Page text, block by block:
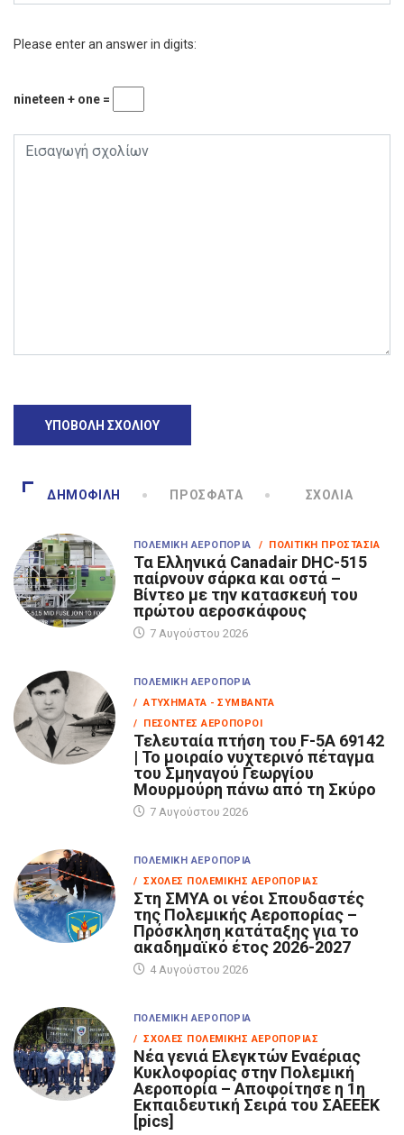
Please enter an answer in digits:
nineteen + one =
ΔΗΜΟΦΙΛΉ ΠΡΌΣΦΑΤΑ ΣΧΌΛΙΑ
ΠΟΛΕΜΙΚΉ ΑΕΡΟΠΟΡΊΑ / ΠΟΛΙΤΙΚΉ ΠΡΟΣΤΑΣΊΑ
Τα Eλληνικά Canadair DHC-515
παίρνουν σάρκα και οστά –
Βίντεο με την κατασκευή του
πρώτου αεροσκάφους
7 Αυγούστου 2026
ΠΟΛΕΜΙΚΉ ΑΕΡΟΠΟΡΊΑ
/ ΑΤΥΧΉΜΑΤΑ - ΣΥΜΒΆΝΤΑ
/ ΠΕΣΌΝΤΕΣ ΑΕΡΟΠΌΡΟΙ
Τελευταία πτήση του F-5A 69142
| Το μοιραίο νυχτερινό πέταγμα
του Σμηναγού Γεωργίου
Μουρμούρη πάνω από τη Σκύρο
7 Αυγούστου 2026
ΠΟΛΕΜΙΚΉ ΑΕΡΟΠΟΡΊΑ
/ ΣΧΟΛΈΣ ΠΟΛΕΜΙΚΉΣ ΑΕΡΟΠΟΡΊΑΣ
Στη ΣΜΥΑ οι νέοι Σπουδαστές
της Πολεμικής Αεροπορίας –
Πρόσκληση κατάταξης για το
ακαδημαϊκό έτος 2026-2027
4 Αυγούστου 2026
ΠΟΛΕΜΙΚΉ ΑΕΡΟΠΟΡΊΑ
/ ΣΧΟΛΈΣ ΠΟΛΕΜΙΚΉΣ ΑΕΡΟΠΟΡΊΑΣ
Νέα γενιά Ελεγκτών Εναέριας
Κυκλοφορίας στην Πολεμική
Αεροπορία – Αποφοίτησε η 1η
Εκπαιδευτική Σειρά του ΣΑΕΕΕΚ
[pics]